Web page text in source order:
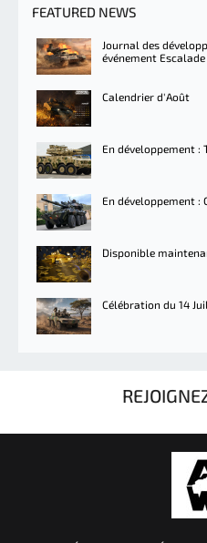
FEATURED NEWS
Journal des
événement Escalade
Calendrier d'Août
En développement :
En développement :
Disponible
Célébration du 14